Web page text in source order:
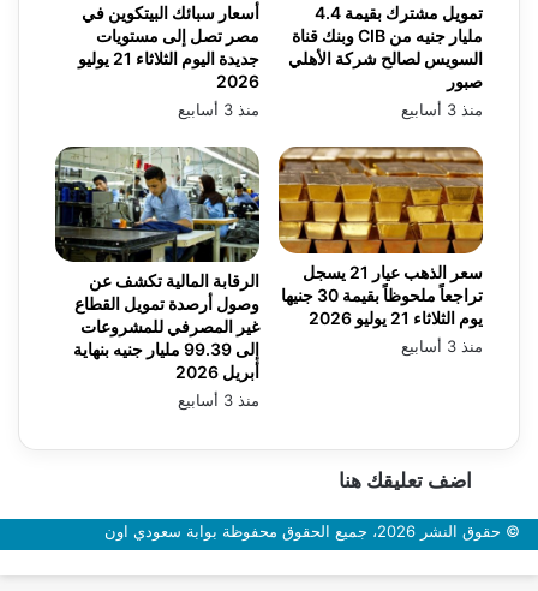
أسعار سبائك البيتكوين في
مصر تصل إلى مستويات
جديدة اليوم الثلاثاء 21 يوليو
2026
منذ 3 أسابيع
تمويل مشترك بقيمة 4.4
مليار جنيه من CIB وبنك قناة
السويس لصالح شركة الأهلي
صبور
منذ 3 أسابيع
الرقابة المالية تكشف عن
وصول أرصدة تمويل القطاع
غير المصرفي للمشروعات
إلى 99.39 مليار جنيه بنهاية
أبريل 2026
منذ 3 أسابيع
سعر الذهب عيار 21 يسجل
تراجعاً ملحوظاً بقيمة 30 جنيها
يوم الثلاثاء 21 يوليو 2026
منذ 3 أسابيع
اضف تعليقك هنا
© حقوق النشر 2026، جميع الحقوق محفوظة بوابة سعودي اون